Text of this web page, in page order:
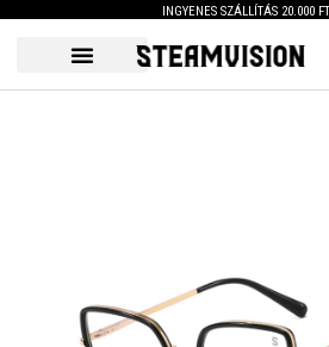
INGYENES SZÁLLÍTÁS 20.000